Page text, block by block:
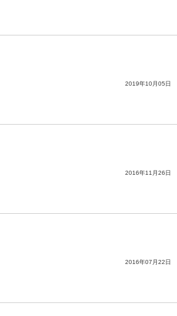
2019年10月05日
2016年11月26日
2016年07月22日